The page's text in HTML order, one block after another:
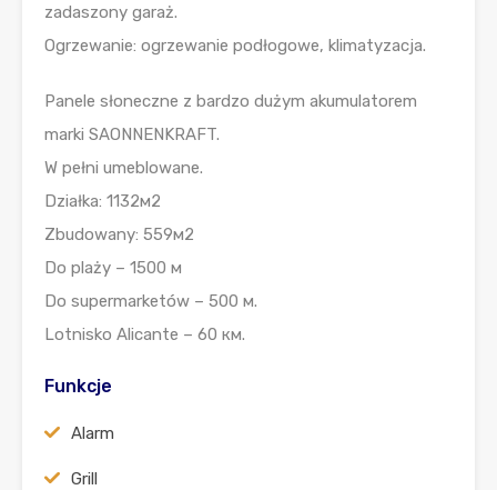
zadaszony garaż.
Ogrzewanie: ogrzewanie podłogowe, klimatyzacja.
Panele słoneczne z bardzo dużym akumulatorem
marki SAONNENKRAFT.
W pełni umeblowane.
Działka: 1132м2
Zbudowany: 559м2
Do plaży – 1500 м
Do supermarketów – 500 м.
Lotnisko Alicante – 60 км.
Funkcje
Alarm
Grill